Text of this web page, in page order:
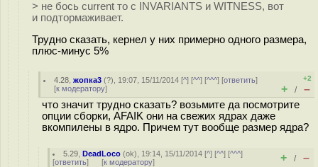
> не бось current то с INVARIANTS и WITNESS, вот
и подтормаживает.
Трудно сказать, кернел у них примерно одного размера,
плюс-минус 5%
4.28 ,жопка3 (?), 19:07, 15/11/2014 [^] [^^] [^^^] [ответить]
[к модератору]
+2
+ / –
что значит трудно сказать? возьмите да посмотрите
опции сборки, AFAIK они на свежих ядрах даже
вкомпилены в ядро. Причем тут вообще размер ядра?
5.29 ,DeadLoco (ok), 19:14, 15/11/2014 [^] [^^] [^^^]
[ответить] [к модератору] + / –